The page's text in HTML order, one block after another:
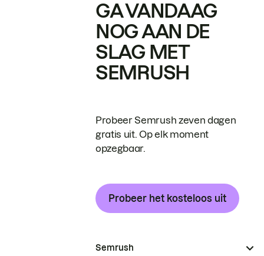
GA VANDAAG
NOG AAN DE
SLAG MET
SEMRUSH
Probeer Semrush zeven dagen
gratis uit. Op elk moment
opzegbaar.
Probeer het kosteloos uit
Semrush